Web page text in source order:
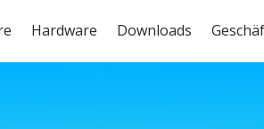
Hardware Downloads